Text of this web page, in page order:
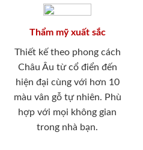
Thẩm mỹ xuất sắc
Thiết kế theo phong cách
Châu Âu từ cổ điển đến
hiện đại cùng với hơn 10
màu vân gỗ tự nhiên. Phù
hợp với mọi không gian
trong nhà bạn.